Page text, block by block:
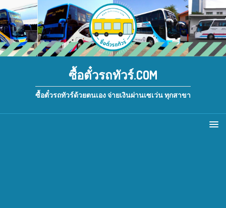
ซื้อตั๋วรถทัวร์.COM
ซื้อตั๋วรถทัวร์ด้วยตนเอง จ่ายเงินผ่านเซเว่น ทุกสาขา